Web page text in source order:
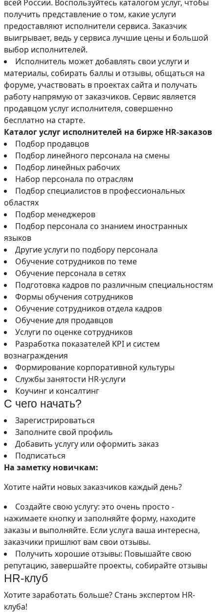
всей России. Воспользуйтесь каталогом услуг, чтобы
получить представление о том, какие услуги
предоставляют исполнители сервиса. Заказчик
выигрывает, ведь у сервиса лучшие цены и большой
выбор исполнителей.
Исполнитель может добавлять свои услуги и
материалы, собирать баллы и отзывы, общаться на
форуме, участвовать в проектах сайта и получать
работу напрямую от заказчиков. Сервис является
продавцом услуг исполнителя, совершенно
бесплатно на старте.
Каталог услуг исполнителей на бирже HR-заказов
Подбор продавцов
Подбор линейного персонала на смены
Подбор линейных рабочих
Набор персонала по отраслям
Подбор специалистов в профессиональных
областях
Подбор менеджеров
Подбор персонала со знанием иностранных
языков
Другие услуги по подбору персонала
Обучение сотрудников по теме
Обучение персонала в сетях
Подготовка кадров по различным специальностям
Формы обучения сотрудников
Обучение сотрудников отдела кадров
Обучение для продавцов
Услуги по оценке сотрудников
Разработка показателей KPI и систем
вознаграждения
Формирование корпоративной культуры
Службы занятости HR-услуги
Коучинг и консалтинг
С чего начать?
Зарегистрироваться
Заполните свой профиль
Добавить услугу или оформить заказ
Подписаться
На заметку новичкам:
Хотите найти новых заказчиков каждый день?
Создайте свою услугу: это очень просто -
нажимаете кнопку и заполняйте форму, находите
заказы и выполняйте. Если услуга ваша интересна,
заказчики пришлют вам свои отзывы.
Получить хорошие отзывы: Повышайте свою
репутацию, завершайте проекты, собирайте отзывы
HR-клуб
Хотите заработать больше? Стань экспертом HR-
клуба!